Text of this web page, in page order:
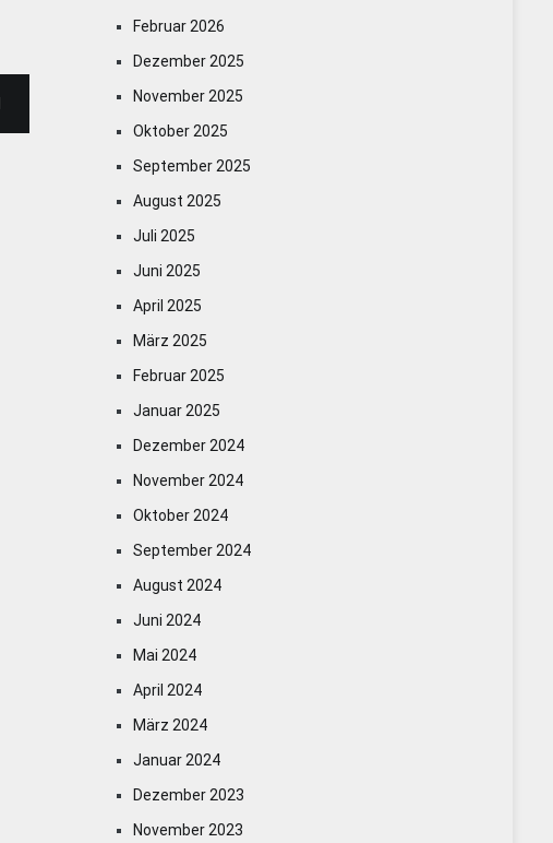
Februar 2026
Dezember 2025
November 2025
Oktober 2025
September 2025
August 2025
Juli 2025
Juni 2025
April 2025
März 2025
Februar 2025
Januar 2025
Dezember 2024
November 2024
Oktober 2024
September 2024
August 2024
Juni 2024
Mai 2024
April 2024
März 2024
Januar 2024
Dezember 2023
November 2023